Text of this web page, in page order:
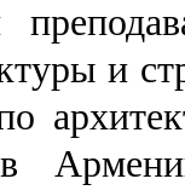
и